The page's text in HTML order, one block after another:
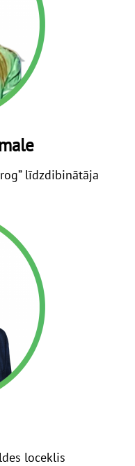
līdzdibinātāja
loceklis